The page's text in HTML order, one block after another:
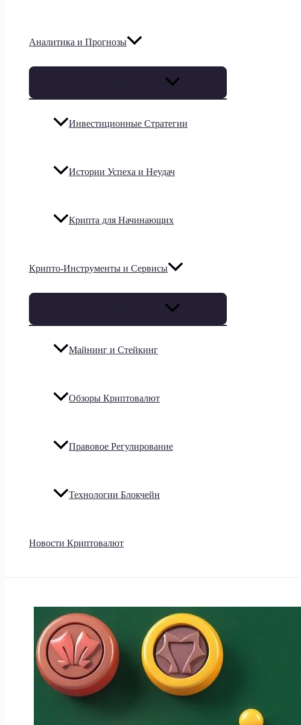
Аналитика и Прогнозы
Инвестиционные Стратегии
Истории Успеха и Неудач
Крипта для Начинающих
Крипто-Инструменты и Сервисы
Майнинг и Стейкинг
Обзоры Криптовалют
Правовое Регулирование
Технологии Блокчейн
Новости Криптовалют